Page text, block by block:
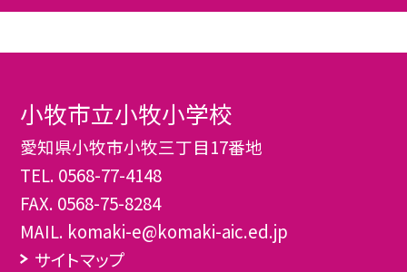
小牧市立小牧小学校
愛知県小牧市小牧三丁目17番地
TEL. 0568-77-4148
FAX. 0568-75-8284
MAIL. komaki-e@komaki-aic.ed.jp
サイトマップ